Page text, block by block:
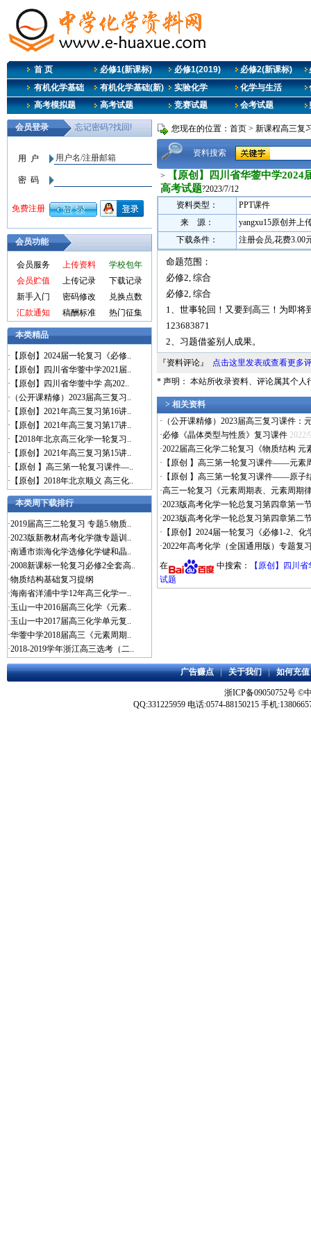
首 页 必修1(新课标) 必修1(2019) 必修2(新课标)
有机化学基础
有机化学基础(新) 实验化学 化学与生活
高考模拟题
高考试题 竞赛试题 会考试题
会员功能
会员服务 上传资料
学校包年
会员贮值
上传记录
下载记录
新手入门
密码修改
兑换点数
汇款通知
稿酬标准 热门征集
本类精品
· 【原创】2024届一轮复习《必修..
· 【原创】四川省华蓥中学2021届..
· 【原创】四川省华蓥中学 高202..
· （公开课精修）2023届高三复习..
· 【原创】2021年高三复习第16讲..
· 【原创】2021年高三复习第17讲..
· 【2018年北京高三化学一轮复习..
· 【原创】2021年高三复习第15讲..
· 【原创 】高三第一轮复习课件—..
· 【原创】2018年北京顺义 高三化..
本类周下载排行
·2019届高三二轮复习 专题5.物质..
·2023版新教材高考化学微专题训..
·南通市崇海化学选修化学键和晶..
·2008新课标一轮复习必修2全套高..
·物质结构基础复习提纲
·海南省洋浦中学12年高三化学一..
·玉山一中2016届高三化学《元素..
·玉山一中2017届高三化学单元复..
·华蓥中学2018届高三《元素周期..
·2018-2019学年浙江高三选考（二..
您现在的位置： 首页 > 新课程高三复
资料搜索
>
【原创】四川省华蓥中学
高考试题?2023/7/12
资料类型：
PPT课件
来 源：
yangxu15原创并上
下载条件：
注册会员,花费3.00
命题范围：
必修2, 综合
必修2, 综合
1、世事轮回！又要到高三！为即
123683871
2、习题借鉴别人成果。
『资料评论』 点击这里发表或查看更多
* 声明： 本站所收录资料、评论属其个人
> 相关资料
· （公开课精修）2023届高三复习课件：
·必修《晶体类型与性质》复习课件 2022/
·2022届高三化学二轮复习《物质结构 元
· 【原创 】高三第一轮复习课件——元素
· 【原创 】高三第一轮复习课件——原子
·高三一轮复习《元素周期表、元素周期
·2023版高考化学一轮总复习第四章第一
·2023版高考化学一轮总复习第四章第二
· 【原创】2024届一轮复习《必修1-2、
·2022年高考化学（全国通用版）专题复
在
中搜索：
【原创】四川
试题
广告赚点|关于我们|如何充值
浙ICP备09050752号 ©
QQ:331225959 电话:0574-88150215 手机